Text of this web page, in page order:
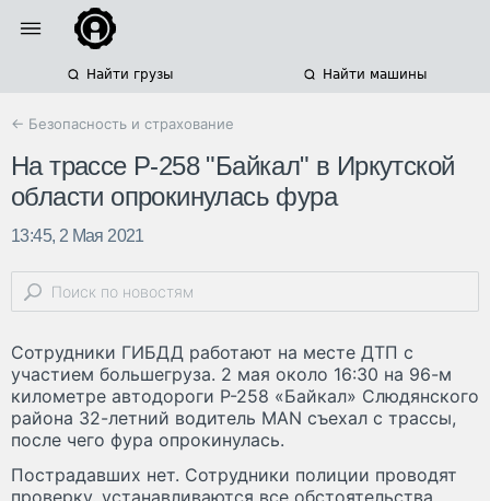
Найти грузы Найти машины
← Безопасность и страхование
На трассе Р-258 "Байкал" в Иркутской
области опрокинулась фура
13:45, 2 Мая 2021
Сотрудники ГИБДД работают на месте ДТП с
участием большегруза. 2 мая около 16:30 на 96-м
километре автодороги Р-258 «Байкал» Слюдянского
района 32-летний водитель МАN съехал с трассы,
после чего фура опрокинулась.
Пострадавших нет. Сотрудники полиции проводят